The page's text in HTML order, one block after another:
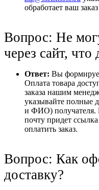
обработает ваш
Вопрос: Не
через сайт, что
Ответ: Вы
Оплата товара
заказа нашим
указывайте полные
и ФИО) получателя.
почту придет
оплатить заказ.
Вопрос: Как
доставку?